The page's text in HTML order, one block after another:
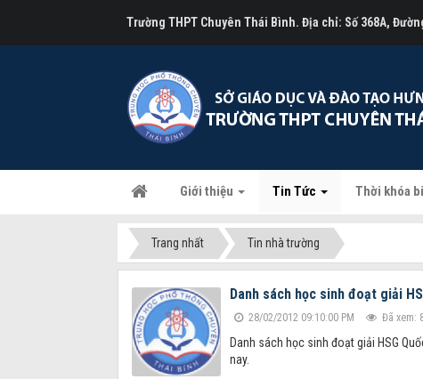
Giới thiệu Tin Tức Thời khóa
Trường THPT Chuyên Thái Bình. Địa chỉ: Số 368A,
Trang nhất Tin nhà trường
Danh sách học sinh đoạt giải
28/02/2012 09:10:00 PM Đã xem:
Danh sách học sinh đoạt giải HSG
nay.